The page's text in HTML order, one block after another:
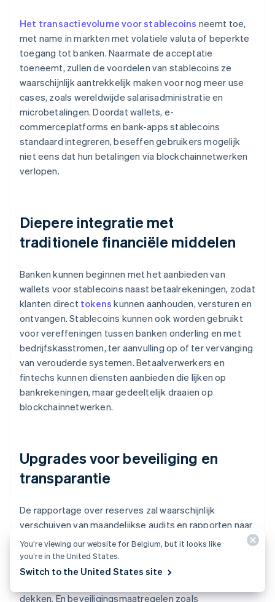
Het transactievolume voor stablecoins neemt toe,
met name in markten met volatiele valuta of beperkte
toegang tot banken. Naarmate de acceptatie
toeneemt, zullen de voordelen van stablecoins ze
waarschijnlijk aantrekkelijk maken voor nog meer use
cases, zoals wereldwijde salarisadministratie en
microbetalingen. Doordat wallets, e-
commerceplatforms en bank-apps stablecoins
standaard integreren, beseffen gebruikers mogelijk
niet eens dat hun betalingen via blockchainnetwerken
verlopen.
Diepere integratie met
traditionele financiële middelen
Banken kunnen beginnen met het aanbieden van
wallets voor stablecoins naast betaalrekeningen, zodat
klanten direct tokens kunnen aanhouden, versturen en
ontvangen. Stablecoins kunnen ook worden gebruikt
voor vereffeningen tussen banken onderling en met
bedrijfskasstromen, ter aanvulling op of ter vervanging
van verouderde systemen. Betaalverwerkers en
fintechs kunnen diensten aanbieden die lijken op
bankrekeningen, maar gedeeltelijk draaien op
blockchainnetwerken.
Upgrades voor beveiliging en
transparantie
De rapportage over reserves zal waarschijnlijk
verschuiven van maandelijkse audits en rapporten naar
openbare dashboards die bijna in realtime tonen hoe
het zit met de dekking door reserves. Sectorbrede
verzekeringspools kunnen worden ontwikkeld om
dekken. En beveiligingsmaatregelen zoals
You’re viewing our website for Belgium, but it looks like
you’re in the United States.
Switch to the United States site